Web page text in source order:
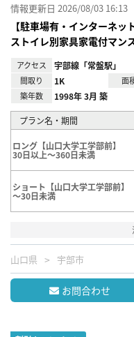
情報更新日 2026/08/03 16:13
【駐車場有・インターネ
ストイレ別家具家電付マン
アクセス 宇部線「常盤駅」
間取り 1K 面
築年数 1998年 3月 築
プラン名・期間
ロング【山口大学工学部前】
30日以上～360日未満
ショート【山口大学工学部前】
～30日未満
山口県 宇部市
お問合わせ